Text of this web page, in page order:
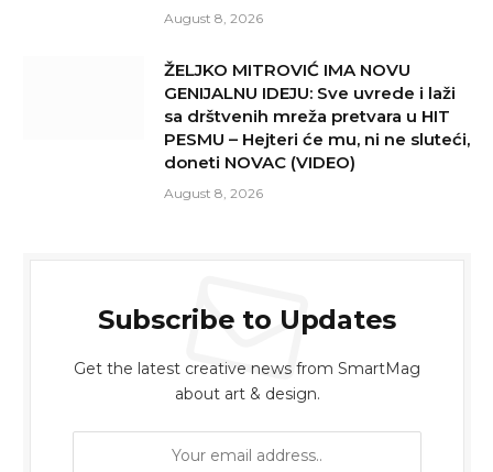
August 8, 2026
ŽELJKO MITROVIĆ IMA NOVU
GENIJALNU IDEJU: Sve uvrede i laži
sa drštvenih mreža pretvara u HIT
PESMU – Hejteri će mu, ni ne sluteći,
doneti NOVAC (VIDEO)
August 8, 2026
Subscribe to Updates
Get the latest creative news from SmartMag
about art & design.